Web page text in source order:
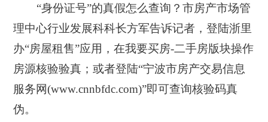
“身份证号”的真假怎么查询？市房产市场管
理中心行业发展科科长方军告诉记者，登陆浙里
办“房屋租售”应用，在我要买房-二手房版块操作
房源核验验真；或者登陆“宁波市房产交易信息
服务网(www.cnnbfdc.com)”即可查询核验码真
伪。